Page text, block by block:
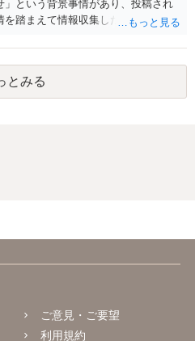
という背景事情があり、投稿され
踏まえて情報収集した結果、この
たことで「答え合わせ」になって
相手方の動きについても、相手方次
の場で回答するには情報が乏し
は事案の特定に繋がってしまうの
とみる
ご意見・ご要望
利用規約